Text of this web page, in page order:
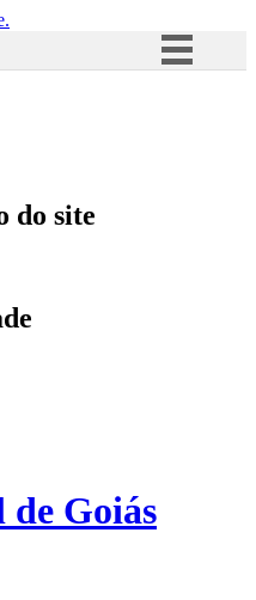
Acesso à informação
do site
Goiás